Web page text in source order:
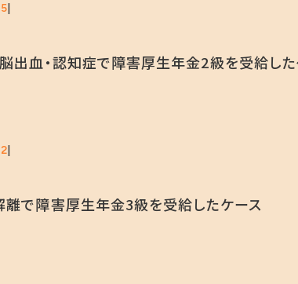
出血・認知症で障害厚生年金2級を受給した
離で障害厚生年金3級を受給したケース